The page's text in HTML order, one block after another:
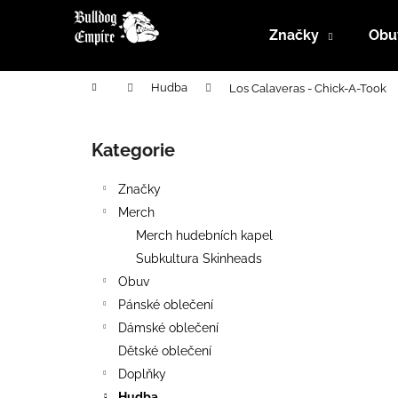
Značky
Domů Hudba Los Calaveras - Chick-A-Took
Přeskočit
kategorie
Kategorie
Značky
Merch
Merch hudebních kapel
Subkultura Skinheads
Obuv
Pánské oblečení
Dámské oblečení
Dětské oblečení
Doplňky
í
Zpět
do
Zpět
do